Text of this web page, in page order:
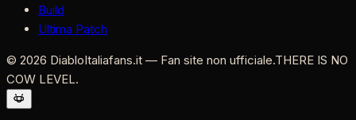
Build
Ultima Patch
© 2026 DiabloItaliafans.it — Fan site non ufficiale.THERE IS NO
COW LEVEL.